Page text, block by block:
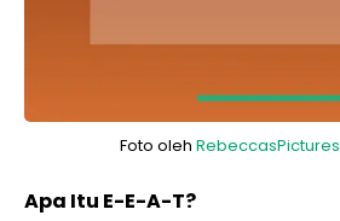
Foto oleh RebeccasPictures
Apa Itu E-E-A-T?